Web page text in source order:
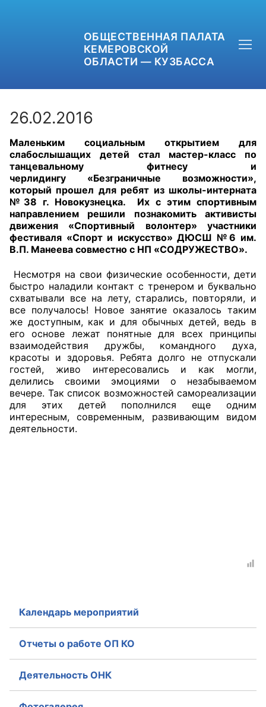
ОБЩЕСТВЕННАЯ ПАЛАТА
КЕМЕРОВСКОЙ
ОБЛАСТИ — КУЗБАССА
+7 (3842) 58-82-40
OPKO42@BK.RU
ОБРАТНАЯ СВЯЗЬ
Главная
Общественные советы
Общественные советы при территориальных
органах федеральных органов
исполнительной власти
Общественные советы по проведению
независимой оценки качества условий
оказания услуг
Члены ОП КО
Регламент ОП КО
26.02.2016
Маленьким социальным открытием для
слабослышащих детей стал мастер-класс по
танцевальному фитнесу и
черлидингу «Безграничные возможности»,
который прошел для ребят из школы-интерната
№38 г. Новокузнецка. Их с этим спортивным
направлением решили познакомить активисты
движения «Спортивный волонтер» участники
фестиваля «Спорт и искусство» ДЮСШ №6 им.
В.П. Манеева совместно с НП «СОДРУЖЕСТВО».
Несмотря на свои физические особенности, дети
быстро наладили контакт с тренером и буквально
схватывали все на лету, старались, повторяли, и
все получалось! Новое занятие оказалось таким
же доступным, как и для обычных детей, ведь в
его основе лежат понятные для всех принципы
взаимодействия дружбы, командного духа,
красоты и здоровья. Ребята долго не отпускали
гостей, живо интересовались и как могли,
делились своими эмоциями о незабываемом
вечере. Так список возможностей самореализации
для этих детей пополнился еще одним
интересным, современным, развивающим видом
деятельности.
Календарь мероприятий
Отчеты о работе ОП КО
Деятельность ОНК